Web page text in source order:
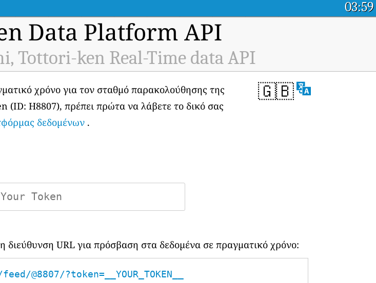
03:59
Data Platform API
Tottori-ken Real-Time data API
🇬🇧
χρόνο για τον σταθμό παρακολούθησης της
H8807), πρέπει πρώτα να λάβετε το δικό σας
δεδομένων .
διεύθυνση URL για πρόσβαση στα δεδομένα σε πραγματικό χρόνο:
?token=__YOUR_TOKEN__